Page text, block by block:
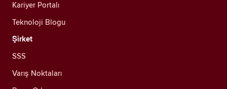
Kariyer Portalı
Teknoloji Blogu
Şirket
SSS
Varış Noktaları